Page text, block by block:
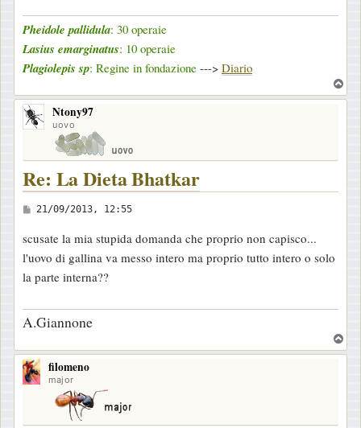
Pheidole pallidula: 30 operaie
Lasius emarginatus: 10 operaie
Plagiolepis sp: Regine in fondazione ---> Diario
o
Ntony97
uovo
Re: La Dieta Bhatkar
M
s
s
a
g
o
21/09/2013, 12:55
scusate la mia stupida domanda che proprio non capisco...
l'uovo di gallina va messo intero ma proprio tutto intero o solo
la parte interna??
A.Giannone
o
filomeno
major